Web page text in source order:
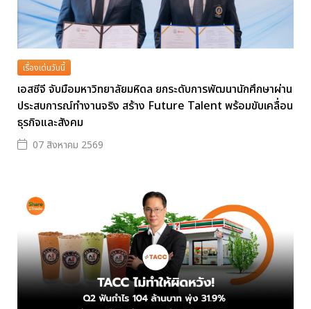
เรื่องเด่นวันนี้
เอสซีจี จับมือมหาวิทยาลัยมหิดล ยกระดับการพัฒนานักศึกษาผ่าน
ประสบการณ์ทำงานจริง สร้าง Future Talent พร้อมขับเคลื่อน
ธุรกิจและสังคม
07 สิงหาคม 2569